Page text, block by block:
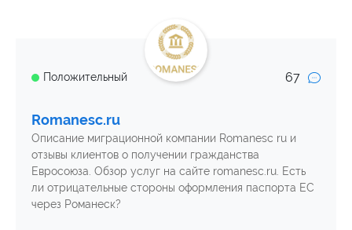
Положительный 67
Romanesc.ru
Описание миграционной компании Romanesc ru и
отзывы клиентов о получении гражданства
Евросоюза. Обзор услуг на сайте romanesc.ru. Есть
ли отрицательные стороны оформления паспорта ЕС
через Романеск?